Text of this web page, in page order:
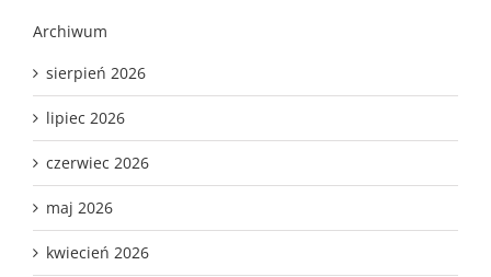
Archiwum
sierpień 2026
lipiec 2026
czerwiec 2026
maj 2026
kwiecień 2026